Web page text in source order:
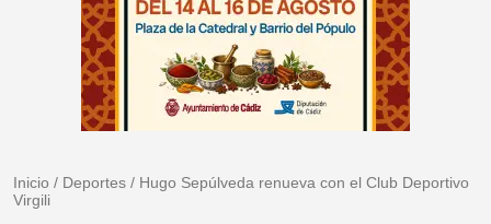
Inicio / Deportes / Hugo Sepúlveda renueva con el Club Deportivo
Virgili